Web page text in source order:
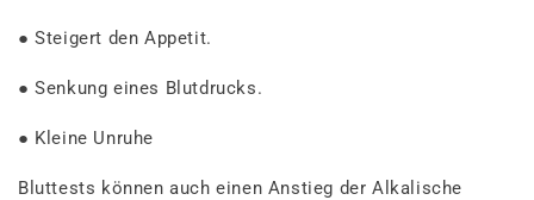
● Steigert den Appetit.
● Senkung eines Blutdrucks.
● Kleine Unruhe
Bluttests können auch einen Anstieg der Alkalische